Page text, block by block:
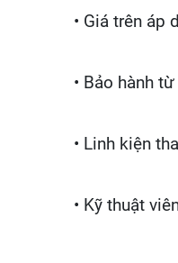
• Giá trên áp
• Bảo hành
• Linh kiện
• Kỹ thuật